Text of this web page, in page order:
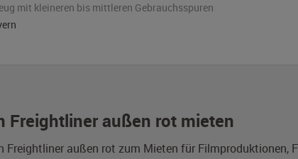
Freightliner außen rot mieten
Freightliner außen rot zum Mieten für Filmproduktionen,
mit kleineren bis mittleren Gebrauchsspuren